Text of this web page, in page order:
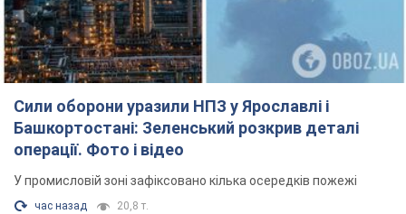
Сили оборони уразили НПЗ у Ярославлі і
Башкортостані: Зеленський розкрив деталі
операції. Фото і відео
У промисловій зоні зафіксовано кілька осередків пожежі
час назад 20,8 т.